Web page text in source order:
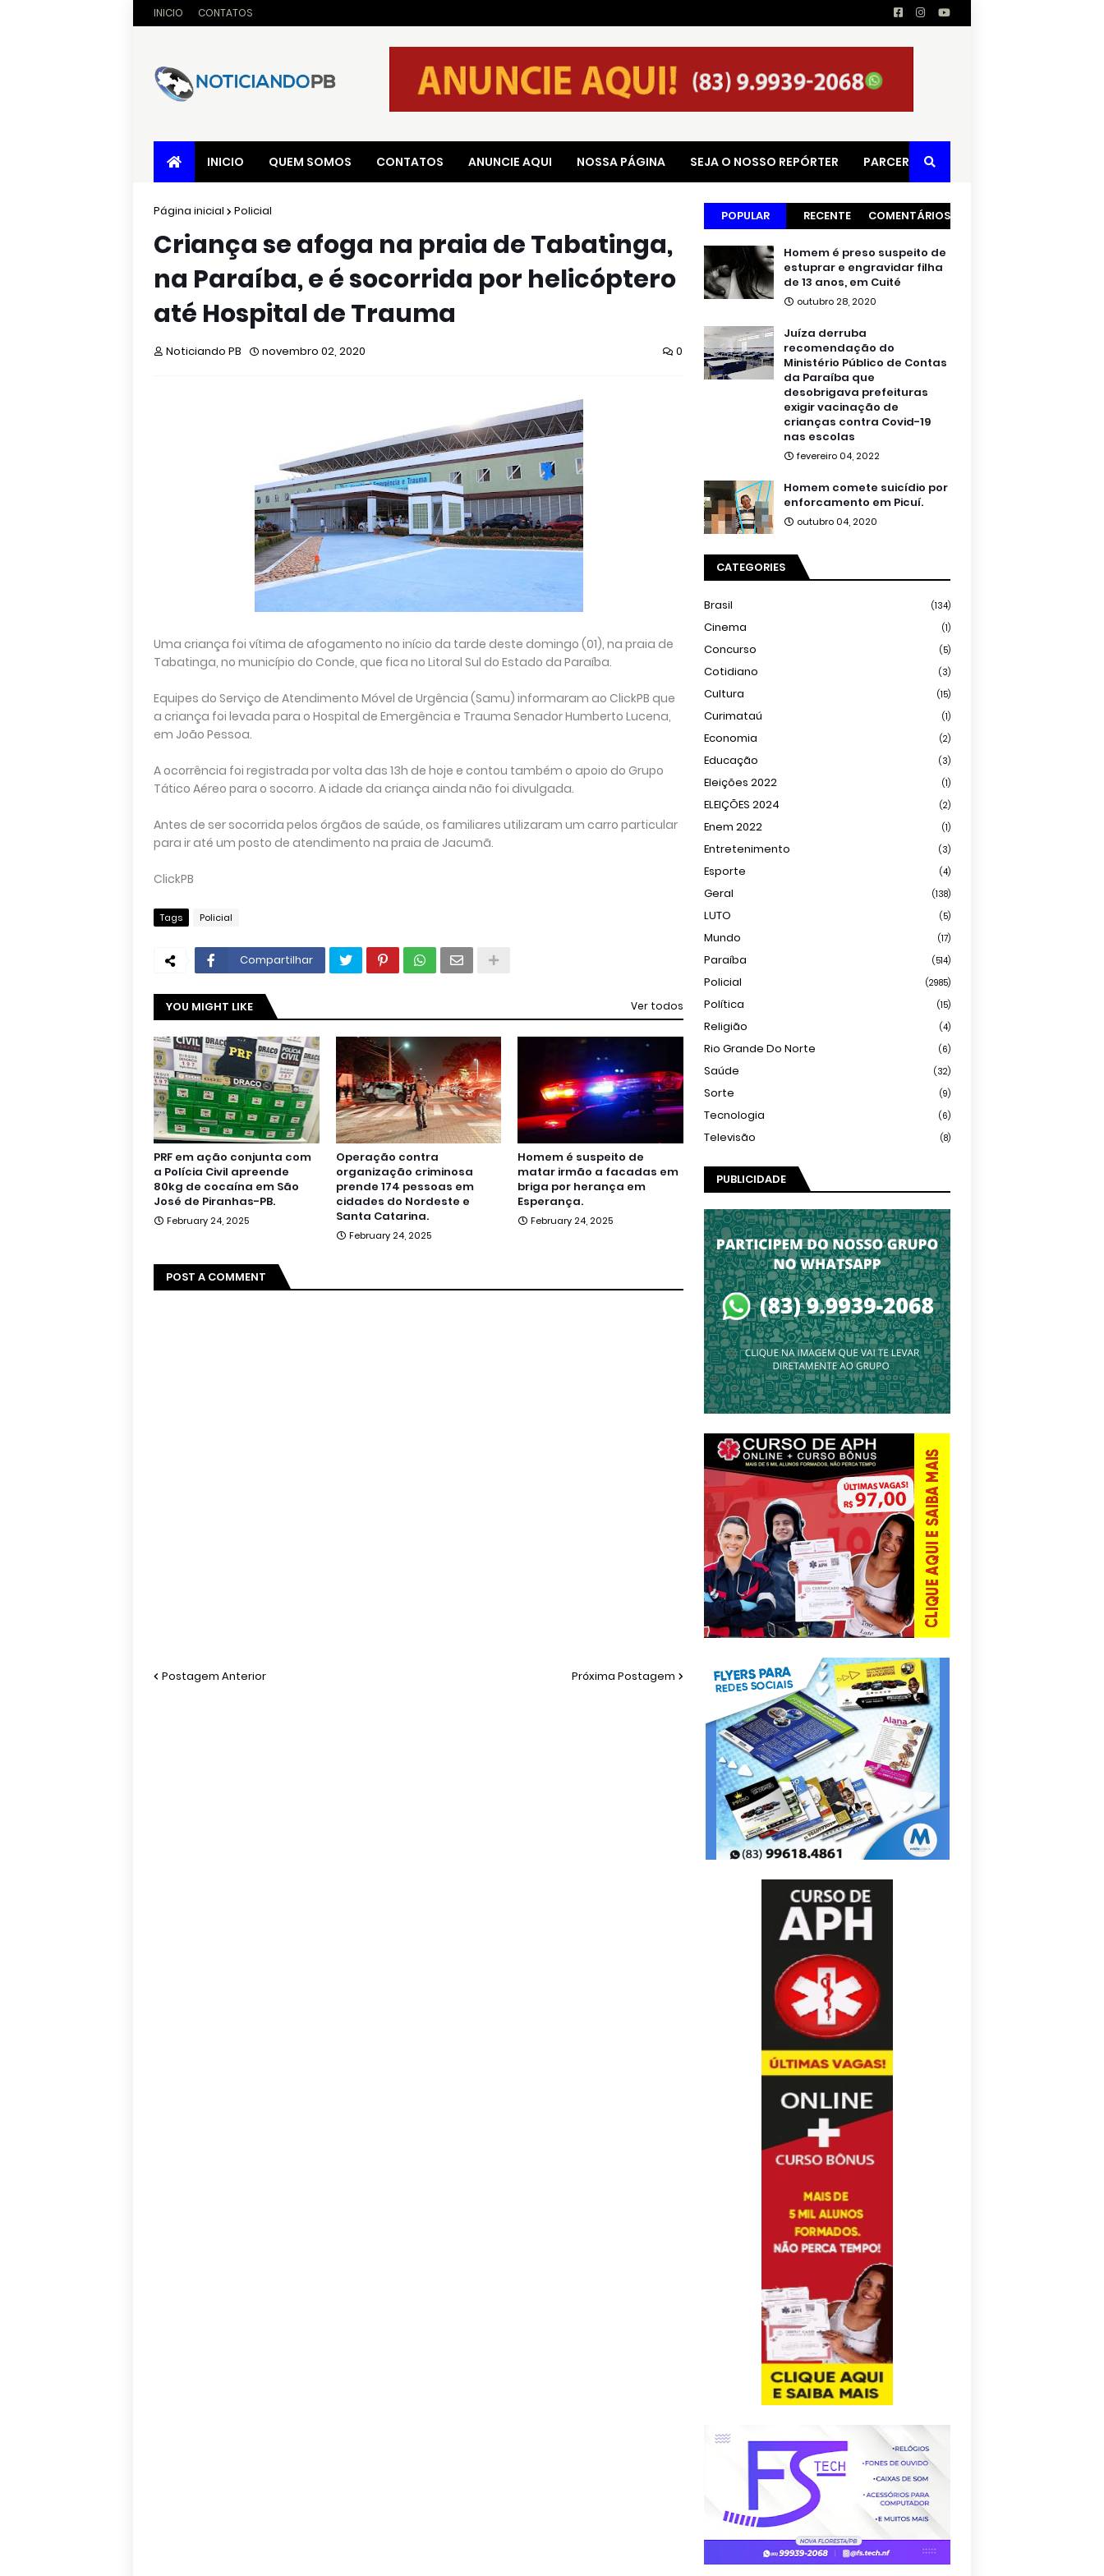
INICIO CONTATOS
INICIO QUEM SOMOS CONTATOS ANUNCIE AQUI NOSSA PÁGINA SEJA O NOSSO REPÓRTER PARCERIAS
Página inicial Policial
Criança se afoga na praia de Tabatinga,
na Paraíba, e é socorrida por helicóptero
até Hospital de Trauma
Noticiando PB novembro 02, 2020 0
Uma criança foi vítima de afogamento no início da tarde deste domingo (01), na praia de
Tabatinga, no município do Conde, que fica no Litoral Sul do Estado da Paraíba.
Equipes do Serviço de Atendimento Móvel de Urgência (Samu) informaram ao ClickPB que
a criança foi levada para o Hospital de Emergência e Trauma Senador Humberto Lucena,
em João Pessoa.
A ocorrência foi registrada por volta das 13h de hoje e contou também o apoio do Grupo
Tático Aéreo para o socorro. A idade da criança ainda não foi divulgada.
Antes de ser socorrida pelos órgãos de saúde, os familiares utilizaram um carro particular
para ir até um posto de atendimento na praia de Jacumã.
ClickPB
Tags Policial
Compartilhar
YOU MIGHT LIKE Ver todos
PRF em ação conjunta com
a Polícia Civil apreende
80kg de cocaína em São
José de Piranhas-PB.
February 24, 2025
Operação contra
organização criminosa
prende 174 pessoas em
cidades do Nordeste e
Santa Catarina.
February 24, 2025
Homem é suspeito de
matar irmão a facadas em
briga por herança em
Esperança.
February 24, 2025
POST A COMMENT
Postagem Anterior Próxima Postagem
POPULAR RECENTE COMENTÁRIOS
Homem é preso suspeito de
estuprar e engravidar filha
de 13 anos, em Cuité
outubro 28, 2020
Juíza derruba
recomendação do
Ministério Público de Contas
da Paraíba que
desobrigava prefeituras
exigir vacinação de
crianças contra Covid-19
nas escolas
fevereiro 04, 2022
Homem comete suicídio por
enforcamento em Picuí.
outubro 04, 2020
CATEGORIES
Brasil (134)
Cinema (1)
Concurso (5)
Cotidiano (3)
Cultura (15)
Curimataú (1)
Economia (2)
Educação (3)
Eleições 2022 (1)
ELEIÇÕES 2024 (2)
Enem 2022 (1)
Entretenimento (3)
Esporte (4)
Geral (138)
LUTO (5)
Mundo (17)
Paraíba (514)
Policial (2985)
Política (15)
Religião (4)
Rio Grande Do Norte (6)
Saúde (32)
Sorte (9)
Tecnologia (6)
Televisão (8)
PUBLICIDADE